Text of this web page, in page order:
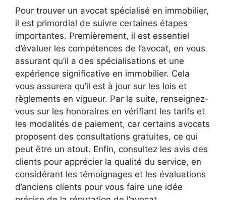
Pour trouver un avocat spécialisé en immobilier,
il est primordial de suivre certaines étapes
importantes. Premièrement, il est essentiel
d’évaluer les compétences de l’avocat, en vous
assurant qu’il a des spécialisations et une
expérience significative en immobilier. Cela
vous assurera qu’il est à jour sur les lois et
règlements en vigueur. Par la suite, renseignez-
vous sur les honoraires en vérifiant les tarifs et
les modalités de paiement, car certains avocats
proposent des consultations gratuites, ce qui
peut être un atout. Enfin, consultez les avis des
clients pour apprécier la qualité du service, en
considérant les témoignages et les évaluations
d’anciens clients pour vous faire une idée